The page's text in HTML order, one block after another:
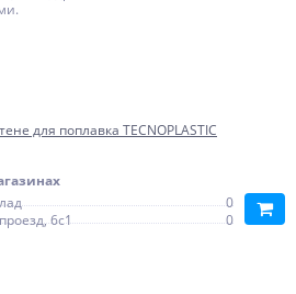
для поплавка TECNOPLASTIC
0
6с1
0